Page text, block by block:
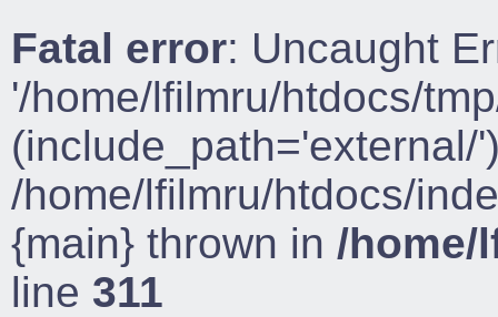
Fatal error: Uncaught
'/home/lfilmru/htdocs/
(include_path='external/
/home/lfilmru/htdocs/
{main} thrown in /home/
line 311